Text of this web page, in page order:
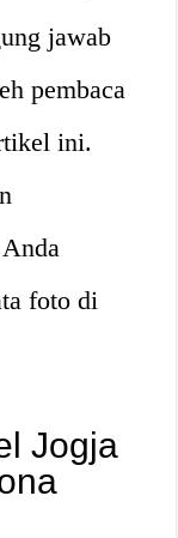
jawab
pembaca
ini.
foto di
Jogja